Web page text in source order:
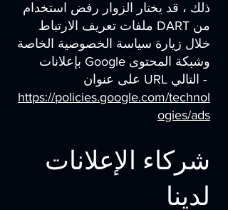
ذلك ، قد يختار الزوار رفض استخدام
ملفات تعريف الارتباط DART من
خلال زيارة سياسة الخصوصية الخاصة
بإعلانات Google وشبكة المحتوى
على عنوان URL التالي -
https://policies.google.com/technol
ogies/ads
شركاء الإعلانات
لدينا